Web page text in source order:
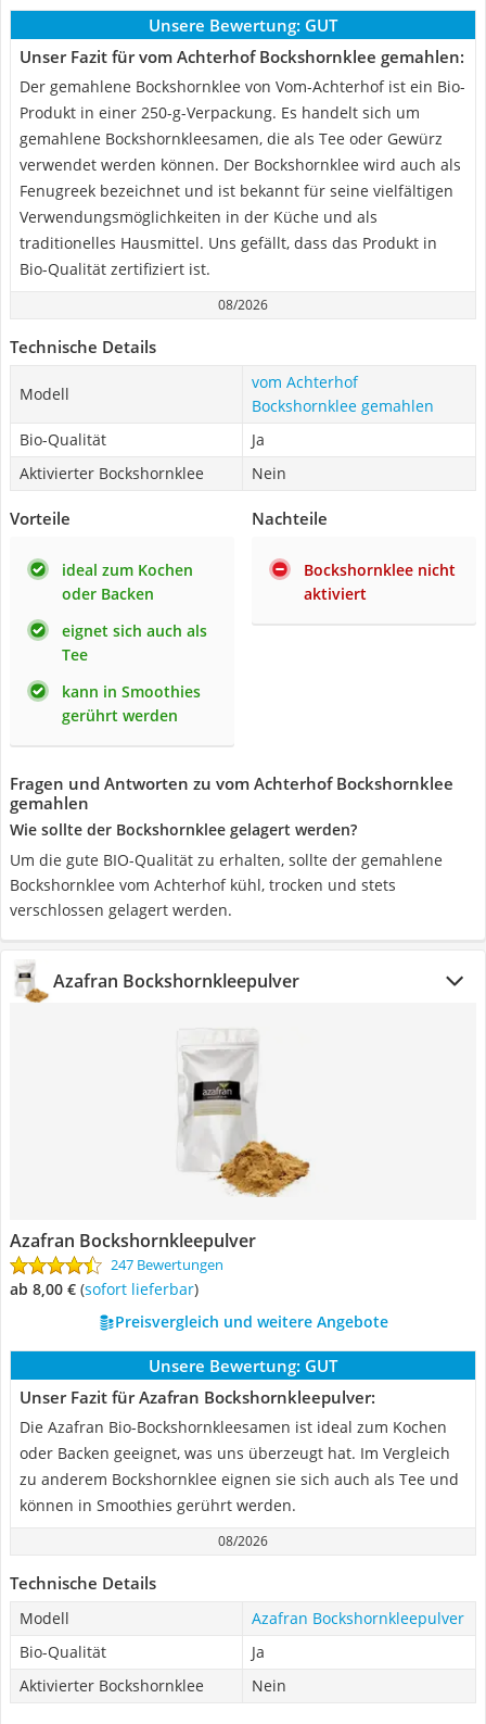
Unsere Bewertung: GUT
Unser Fazit für vom Achterhof Bockshornklee gemahlen:
Der gemahlene Bockshornklee von Vom-Achterhof ist ein Bio-
Produkt in einer 250-g-Verpackung. Es handelt sich um
gemahlene Bockshornkleesamen, die als Tee oder Gewürz
verwendet werden können. Der Bockshornklee wird auch als
Fenugreek bezeichnet und ist bekannt für seine vielfältigen
Verwendungsmöglichkeiten in der Küche und als
traditionelles Hausmittel. Uns gefällt, dass das Produkt in
Bio-Qualität zertifiziert ist.
08/2026
Technische Details
Modell
vom Achterhof
Bockshornklee gemahlen
Bio-Qualität
Ja
Aktivierter Bockshornklee
Nein
Vorteile
ideal zum Kochen
oder Backen
eignet sich auch als
Tee
kann in Smoothies
gerührt werden
Nachteile
Bockshornklee nicht
aktiviert
Fragen und Antworten zu vom Achterhof Bockshornklee
gemahlen
Wie sollte der Bockshornklee gelagert werden?
Um die gute BIO-Qualität zu erhalten, sollte der gemahlene
Bockshornklee vom Achterhof kühl, trocken und stets
verschlossen gelagert werden.
Azafran Bockshornkleepulver
Azafran Bockshornkleepulver
247 Bewertungen
ab 8,00 € ( Sofort lieferbar)
Preisvergleich und weitere Angebote
Unsere Bewertung: GUT
Unser Fazit für Azafran Bockshornkleepulver:
Die Azafran Bio-Bockshornkleesamen ist ideal zum Kochen
oder Backen geeignet, was uns überzeugt hat. Im Vergleich
zu anderem Bockshornklee eignen sie sich auch als Tee und
können in Smoothies gerührt werden.
08/2026
Technische Details
Modell
Azafran Bockshornkleepulver
Bio-Qualität
Ja
Aktivierter Bockshornklee
Nein